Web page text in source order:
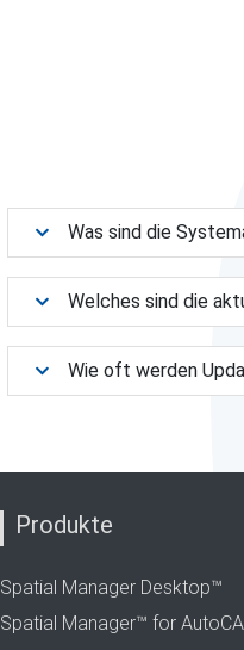
Was sind die
Welches sind die
Wie oft werden
Produkte
Spatial Manager Desktop™
Spatial Manager™ for